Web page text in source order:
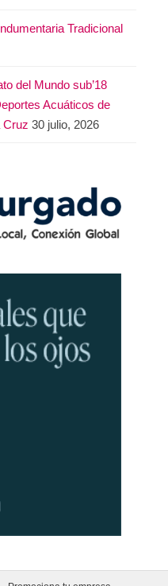
Tradicional
del Mundo sub’18
Acuáticos de
Cruz 30 julio, 2026